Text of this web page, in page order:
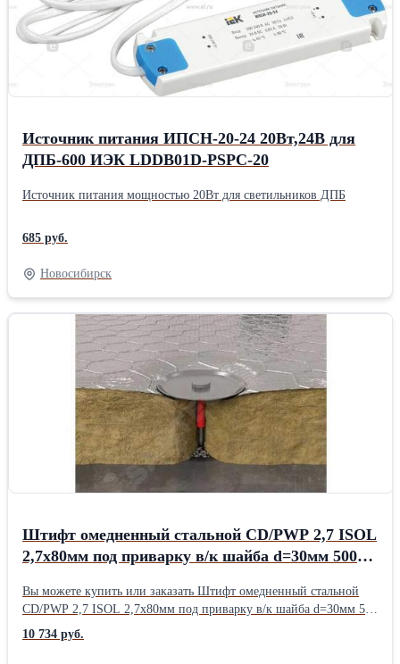
Источник питания ИПСН-20-24 20Вт,24В для
ДПБ-600 ИЭК LDDB01D-PSPC-20
Источник питания мощностью 20Вт для светильников ДПБ
685 руб.
Новосибирск
Штифт омедненный стальной CD/PWP 2,7 ISOL
2,7х80мм под приварку в/к шайба d=30мм 500
Вы можете купить или заказать Штифт омедненный стальной
CD/PWP 2,7 ISOL 2,7х80мм под приварку в/к шайба d=30мм 500
шт. ROCKWOOL 186942 у продавца ЭМК ПрайМетХолдинг (
Новосибирск )
10 734 руб.